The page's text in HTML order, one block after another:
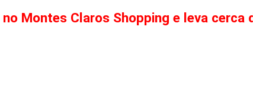
Montes Claros Shopping e leva cerca